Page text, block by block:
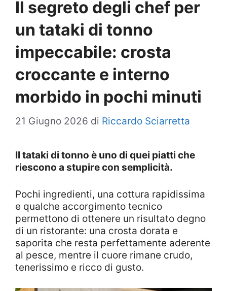
Il segreto degli chef per
un tataki di tonno
impeccabile: crosta
croccante e interno
morbido in pochi minuti
21 Giugno 2026 di Riccardo Sciarretta
Il tataki di tonno è uno di quei piatti che
riescono a stupire con semplicità.
Pochi ingredienti, una cottura rapidissima
e qualche accorgimento tecnico
permettono di ottenere un risultato degno
di un ristorante: una crosta dorata e
saporita che resta perfettamente aderente
al pesce, mentre il cuore rimane crudo,
tenerissimo e ricco di gusto.